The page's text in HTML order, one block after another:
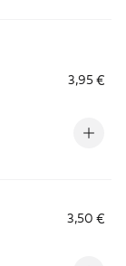
3,95 €
3,50 €